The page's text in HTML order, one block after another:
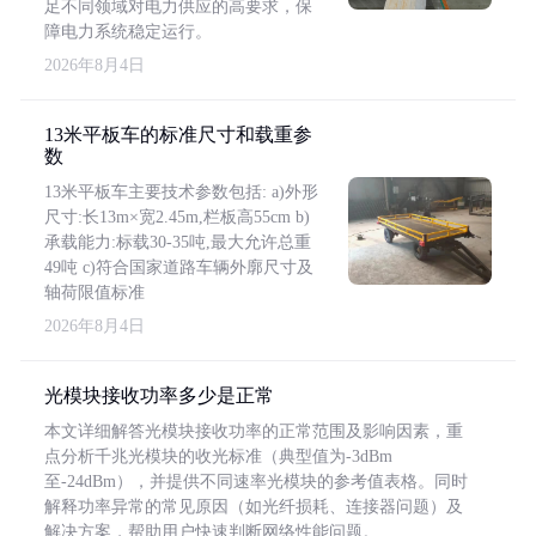
足不同领域对电力供应的高要求，保
障电力系统稳定运行。
2026年8月4日
13米平板车的标准尺寸和载重参
数
13米平板车主要技术参数包括: a)外形
尺寸:长13m×宽2.45m,栏板高55cm b)
承载能力:标载30-35吨,最大允许总重
49吨 c)符合国家道路车辆外廓尺寸及
轴荷限值标准
2026年8月4日
光模块接收功率多少是正常
本文详细解答光模块接收功率的正常范围及影响因素，重
点分析千兆光模块的收光标准（典型值为-3dBm
至-24dBm），并提供不同速率光模块的参考值表格。同时
解释功率异常的常见原因（如光纤损耗、连接器问题）及
解决方案，帮助用户快速判断网络性能问题。